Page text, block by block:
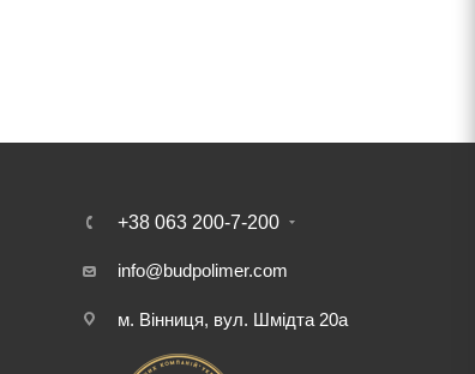
+38 063 200-7-200
info@budpolimer.com
м. Вінниця, вул. Шмідта 20а